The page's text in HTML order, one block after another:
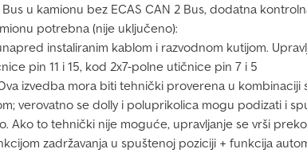
Bus u kamionu bez ECAS CAN 2 Bus, dodatna
potrebna (nije uključeno):
instaliranim kablom i razvodnom kutijom.
pin 11 i 15, kod 2x7-polne utičnice pin 7 i 5
izvedba mora biti tehnički proverena u kombinaciji
verovatno se dolly i poluprikolica mogu podizati i
Ako to tehnički nije moguće, upravljanje se vrši
zadržavanja u spuštenoj poziciji + funkcija